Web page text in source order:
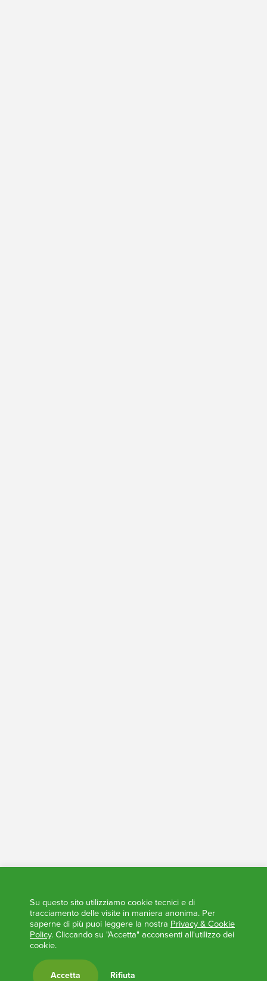
Elezioni Trasparenti
Su questo sito utilizziamo cookie tecnici e di
tracciamento delle visite in maniera anonima. Per
saperne di più puoi leggere la nostra Privacy & Cookie
Policy. Cliccando su "Accetta" acconsenti all'utilizzo dei
cookie.
Accetta Rifiuta